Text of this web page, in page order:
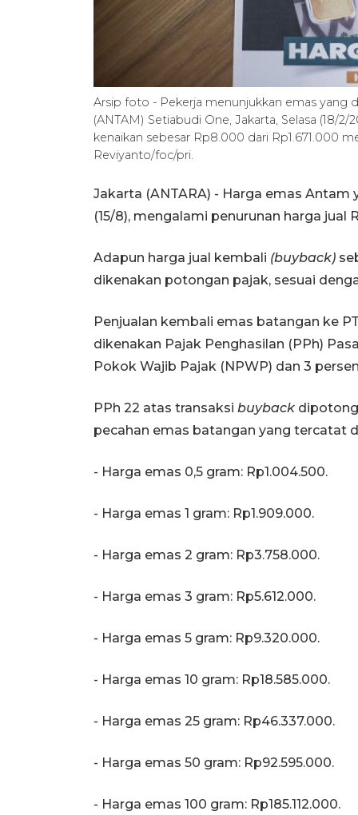
Arsip foto - Pekerja menunjukkan emas yang
(ANTAM) Setiabudi One, Jakarta, Selasa (18/
kenaikan sebesar Rp8.000 dari Rp1.671.000
Reviyanto/foc/pri.
Jakarta (ANTARA) - Harga emas
(15/8), mengalami penurunan harga jual
‎‎Adapun harga jual kembali (buyback)
dikenakan potongan pajak, sesuai
‎‎Penjualan kembali emas batangan ke
dikenakan Pajak Penghasilan (PPh)
Pokok Wajib Pajak (NPWP) dan 3
‎PPh 22 atas transaksi buyback
pecahan emas batangan yang tercatat
‎- Harga emas 0,5 gram: Rp1.004.500.
- Harga emas 1 gram: Rp1.909.000.
‎‎- Harga emas 2 gram: Rp3.758.000.
‎- Harga emas 3 gram: Rp5.612.000.
‎‎- Harga emas 5 gram: Rp9.320.000.
‎- Harga emas 10 gram: Rp18.585.000.
‎‎- Harga emas 25 gram: Rp46.337.000.
‎‎- Harga emas 50 gram: Rp92.595.000.
‎- Harga emas 100 gram: Rp185.112.000.